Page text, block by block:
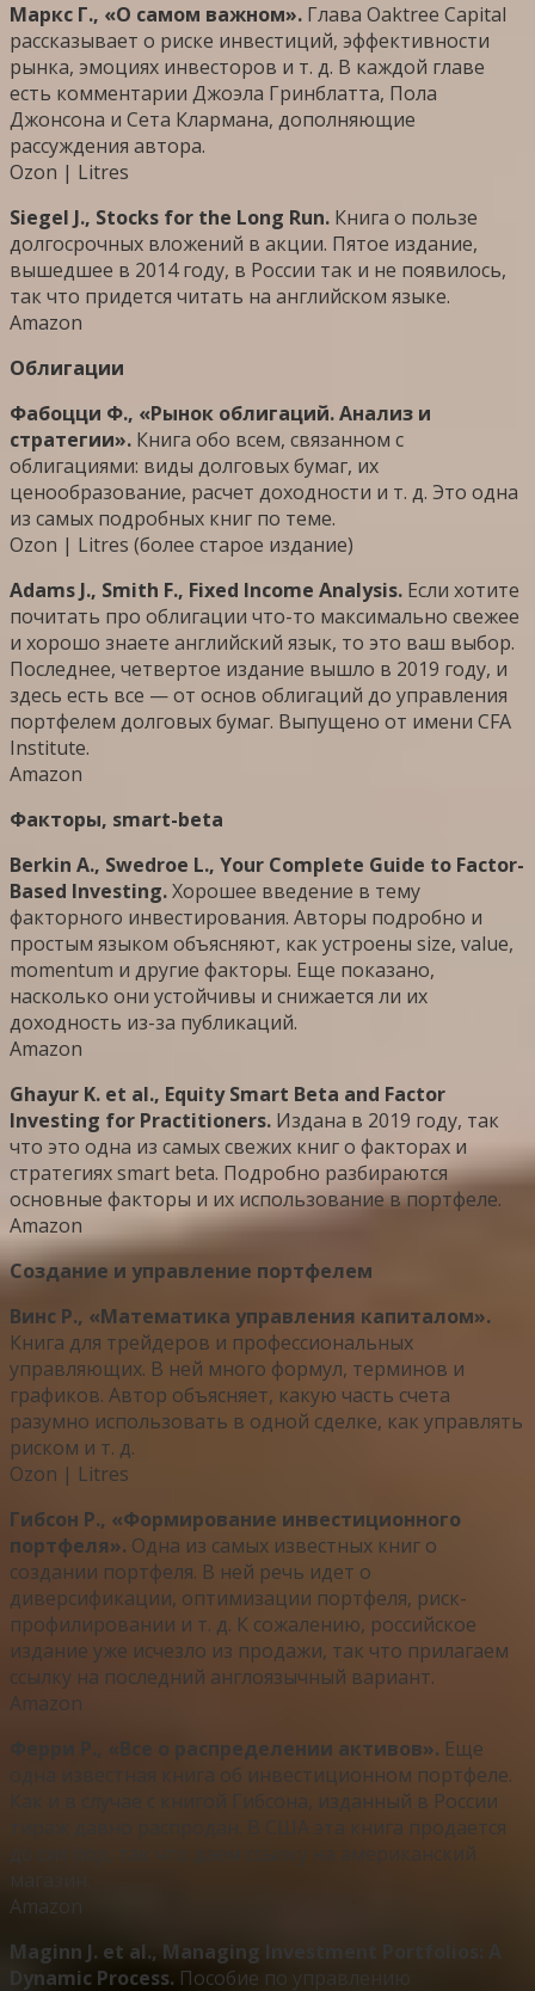
Маркс Г., «О самом важном». Глава Oaktree Capital
рассказывает о риске инвестиций, эффективности
рынка, эмоциях инвесторов и т. д. В каждой главе
есть комментарии Джоэла Гринблатта, Пола
Джонсона и Сета Клармана, дополняющие
рассуждения автора.
Ozon | Litres
Siegel J., Stocks for the Long Run. Книга о пользе
долгосрочных вложений в акции. Пятое издание,
вышедшее в 2014 году, в России так и не появилось,
так что придется читать на английском языке.
Amazon
Облигации
Фабоцци Ф., «Рынок облигаций. Анализ и
стратегии». Книга обо всем, связанном с
облигациями: виды долговых бумаг, их
ценообразование, расчет доходности и т. д. Это одна
из самых подробных книг по теме.
Ozon | Litres (более старое издание)
Adams J., Smith F., Fixed Income Analysis. Если хотите
почитать про облигации что-то максимально свежее
и хорошо знаете английский язык, то это ваш выбор.
Последнее, четвертое издание вышло в 2019 году, и
здесь есть все — от основ облигаций до управления
портфелем долговых бумаг. Выпущено от имени CFA
Institute.
Amazon
Факторы, smart-beta
Berkin A., Swedroe L., Your Complete Guide to Factor-
Based Investing.Хорошее введение в тему
факторного инвестирования. Авторы подробно и
простым языком объясняют, как устроены size, value,
momentum и другие факторы. Еще показано,
насколько они устойчивы и снижается ли их
доходность из-за публикаций.
Amazon
Ghayur K. et al., Equity Smart Beta and Factor
Investing for Practitioners. Издана в 2019 году, так
что это одна из самых свежих книг о факторах и
стратегиях smart beta. Подробно разбираются
основные факторы и их использование в портфеле.
Amazon
Создание и управление портфелем
Винс Р., «Математика управления капиталом».
Книга для трейдеров и профессиональных
управляющих. В ней много формул, терминов и
графиков. Автор объясняет, какую часть счета
разумно использовать в одной сделке, как управлять
риском и т. д.
Ozon | Litres
Гибсон Р., «Формирование инвестиционного
портфеля». Одна из самых известных книг о
создании портфеля. В ней речь идет о
диверсификации, оптимизации портфеля, риск-
профилировании и т. д. К сожалению, российское
издание уже исчезло из продажи, так что прилагаем
ссылку на последний англоязычный вариант.
Amazon
Ферри Р., «Все о распределении активов». Еще
одна известная книга об инвестиционном портфеле.
Как и в случае с книгой Гибсона, изданный в России
тираж давно распродан. В США эта книга продается
до сих пор, так что даем ссылку на американский
магазин.
Amazon
Maginn J. et al., Managing Investment Portfolios: A
Dynamic Process. Пособие по управлению